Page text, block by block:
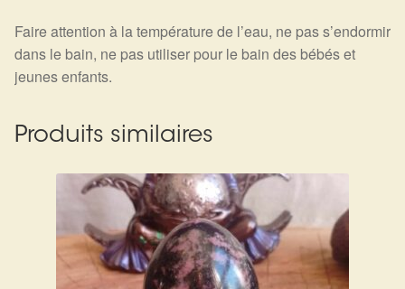
Faire attention à la température de l’eau, ne pas s’endormir
dans le bain, ne pas utiliser pour le bain des bébés et
jeunes enfants.
Produits similaires